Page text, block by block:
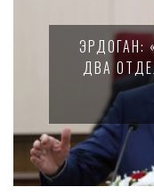
ЭРДОГАН:
ДВА